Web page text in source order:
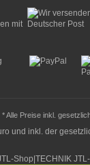
Alle Preise inkl.
und inkl. der
Shop TECHNIK